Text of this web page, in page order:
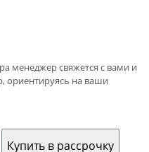
менеджер свяжется с вами и
ориентируясь на ваши
Купить в рассрочку